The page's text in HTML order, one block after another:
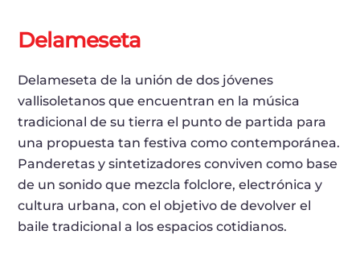
Delameseta
Delameseta de la unión de dos jóvenes
vallisoletanos que encuentran en la música
tradicional de su tierra el punto de partida para
una propuesta tan festiva como contemporánea.
Panderetas y sintetizadores conviven como base
de un sonido que mezcla folclore, electrónica y
cultura urbana, con el objetivo de devolver el
baile tradicional a los espacios cotidianos.